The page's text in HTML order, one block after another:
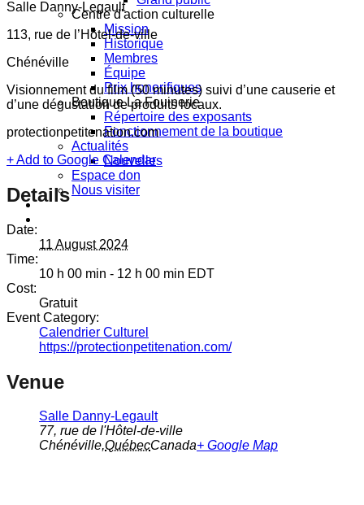
Centre d'action culturelle
Mission
Historique
Membres
Équipe
Prix honorifiques
Boutique La Fouinerie
Répertoire des exposants
Fonctionnement de la boutique
Actualités
Nouvelles
Espace don
Nous visiter
Salle Danny-Legault
113, rue de l’Hôtel-de-ville
Chénéville
Visionnement du film (50 minutes) suivi d’une causerie et
d’une dégustation de produits locaux.
protectionpetitenation.com
+ Add to Google Calendar
Details
Date:
11 August 2024
Time:
10 h 00 min - 12 h 00 min EDT
Cost:
Gratuit
Event Category:
Calendrier Culturel
https://protectionpetitenation.com/
Venue
Salle Danny-Legault
77, rue de l'Hôtel-de-ville
Chénéville,QuébecCanada+ Google Map